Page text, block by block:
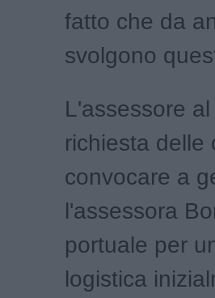
fatto che da
svolgono
L'assessore
richiesta delle
convocare a
l'assessora
portuale per
logistica